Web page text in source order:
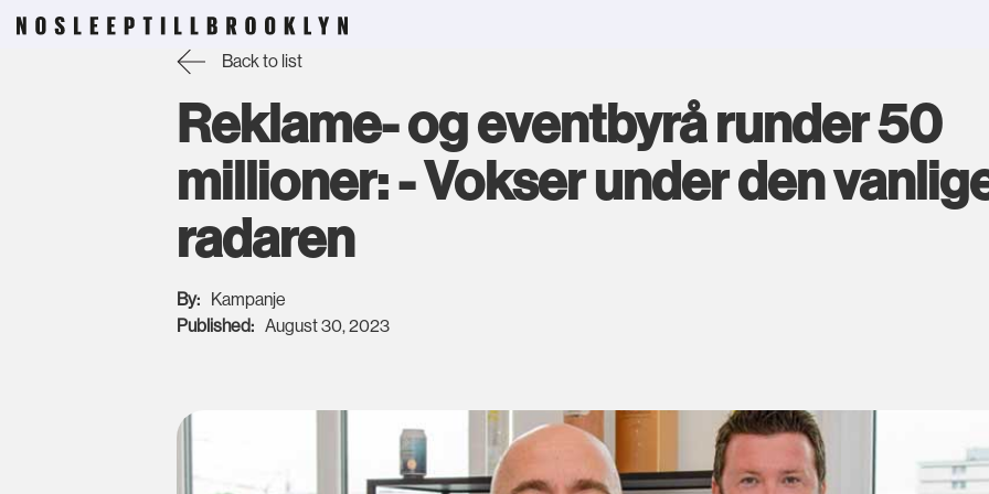
Back to list
Reklame- og eventbyrå runder 50
millioner: - Vokser under den
radaren
By:
Kampanje
Published:
August 30, 2023